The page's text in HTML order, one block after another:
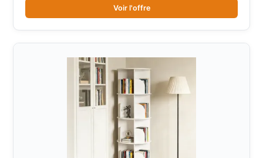
Voir l'offre